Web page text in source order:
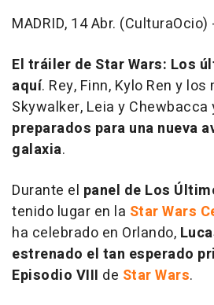
MADRID, 14 Abr. (CulturaOcio)
El tráiler de Star Wars: Los
aquí. Rey, Finn, Kylo Ren y
Skywalker, Leia y Chewbacca
preparados para una nueva
galaxia.
Durante el panel de Los
tenido lugar en la Star Wars
ha celebrado en Orlando,
estrenado el tan esperado
Episodio VIII de Star Wars.